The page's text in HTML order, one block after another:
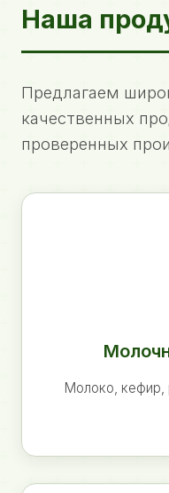
Наша
Предлагаем
качественных
проверенных
Молоко, кефир,